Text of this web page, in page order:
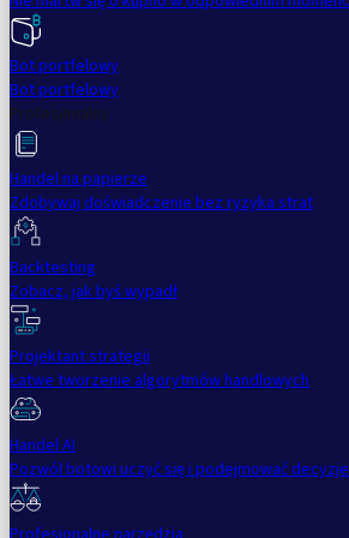
Bot portfelowy
Bot portfelowy
Profesjonalny
Handel na papierze
Zdobywaj doświadczenie bez ryzyka strat
Backtesting
Zobacz, jak byś wypadł
Projektant strategii
Łatwe tworzenie algorytmów handlowych
Handel AI
Pozwól botowi uczyć się i podejmować